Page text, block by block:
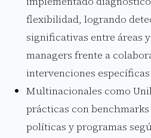
flexibilidad, logrando
significativas entre áreas
managers frente a
intervenciones
Multinacionales como
prácticas con
políticas y programas